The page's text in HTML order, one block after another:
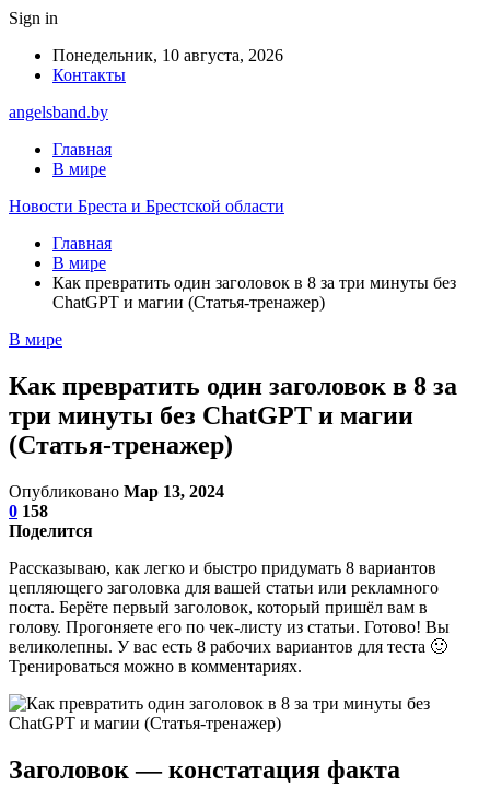
Sign in
Понедельник, 10 августа, 2026
Контакты
angelsband.by
Главная
В мире
Новости Бреста и Брестской области
Главная
В мире
Как превратить один заголовок в 8 за три минуты без
ChatGPT и магии (Статья-тренажер)
В мире
Как превратить один заголовок в 8 за
три минуты без ChatGPT и магии
(Статья-тренажер)
Опубликовано Мар 13, 2024
0 158
Поделится
Рассказываю, как легко и быстро придумать 8 вариантов
цепляющего заголовка для вашей статьи или рекламного
поста. Берёте первый заголовок, который пришёл вам в
голову. Прогоняете его по чек-листу из статьи. Готово! Вы
великолепны. У вас есть 8 рабочих вариантов для теста 🙂
Тренироваться можно в комментариях.
Заголовок — констатация факта